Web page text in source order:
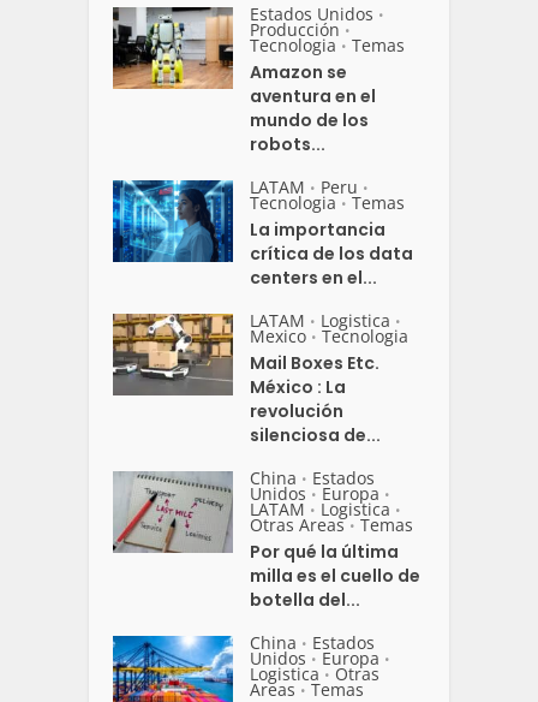
Estados Unidos •
Producción •
Tecnologia • Temas
Amazon se
aventura en el
mundo de los
robots...
LATAM • Peru •
Tecnologia • Temas
La importancia
crítica de los data
centers en el...
LATAM • Logistica •
Mexico • Tecnologia
Mail Boxes Etc.
México : La
revolución
silenciosa de...
China • Estados
Unidos • Europa •
LATAM • Logistica •
Otras Areas • Temas
Por qué la última
milla es el cuello de
botella del...
China • Estados
Unidos • Europa •
Logistica • Otras
Areas • Temas